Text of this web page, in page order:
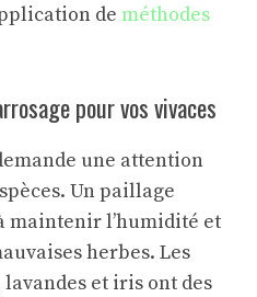
de méthodes
pour vos vivaces
une attention
Un paillage
maintenir l’humidité et
herbes. Les
et iris ont des